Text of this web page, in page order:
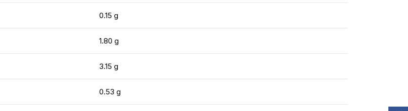
0.15 g
1.80 g
3.15 g
0.53 g